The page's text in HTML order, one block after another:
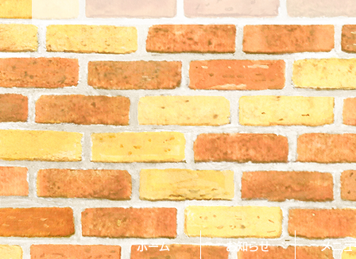
ホーム お知らせ メニュ